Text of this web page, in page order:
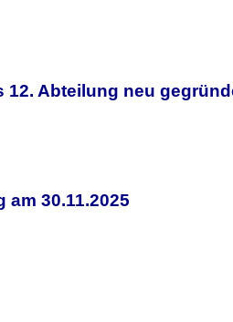
12. Abteilung neu
am 30.11.2025